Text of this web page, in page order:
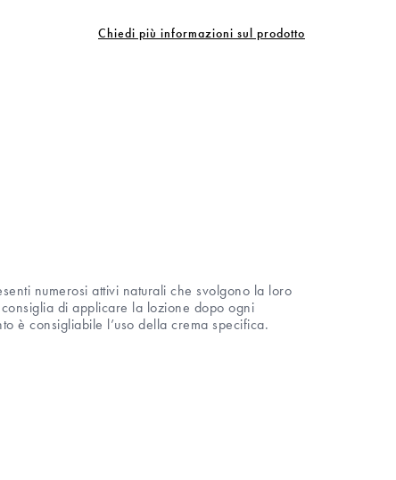
Chiedi più informazioni sul prodotto
numerosi attivi naturali che svolgono la loro
di applicare la lozione dopo ogni
è consigliabile l’uso della crema specifica.